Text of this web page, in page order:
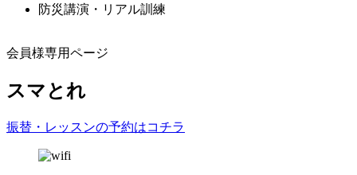
防災講演・リアル訓練
会員様専用ページ
スマとれ
振替・レッスンの予約はコチラ